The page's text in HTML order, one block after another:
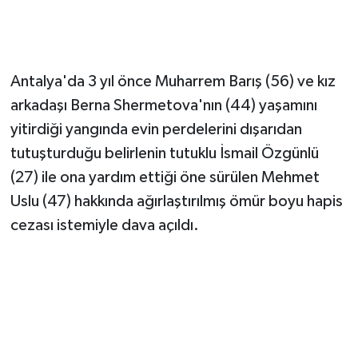
Antalya'da 3 yıl önce Muharrem Barış (56) ve kız
arkadaşı Berna Shermetova'nın (44) yaşamını
yitirdiği yangında evin perdelerini dışarıdan
tutuşturduğu belirlenin tutuklu İsmail Özgünlü
(27) ile ona yardım ettiği öne sürülen Mehmet
Uslu (47) hakkında ağırlaştırılmış ömür boyu hapis
cezası istemiyle dava açıldı.